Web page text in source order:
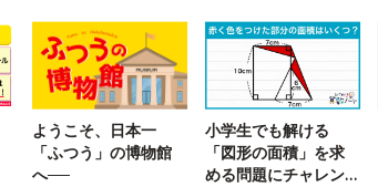
ようこそ、日本一
「ふつう」の博物館
へ──
小学生でも解ける
「図形の面積」を求
める問題にチャレン